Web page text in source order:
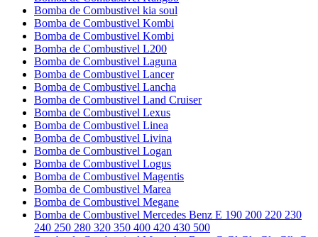
Bomba de Combustivel kia soul
Bomba de Combustivel Kombi
Bomba de Combustivel Kombi
Bomba de Combustivel L200
Bomba de Combustivel Laguna
Bomba de Combustivel Lancer
Bomba de Combustivel Lancha
Bomba de Combustivel Land Cruiser
Bomba de Combustivel Lexus
Bomba de Combustivel Linea
Bomba de Combustivel Livina
Bomba de Combustivel Logan
Bomba de Combustivel Logus
Bomba de Combustivel Magentis
Bomba de Combustivel Marea
Bomba de Combustivel Megane
Bomba de Combustivel Mercedes Benz E 190 200 220 230
240 250 280 320 350 400 420 430 500